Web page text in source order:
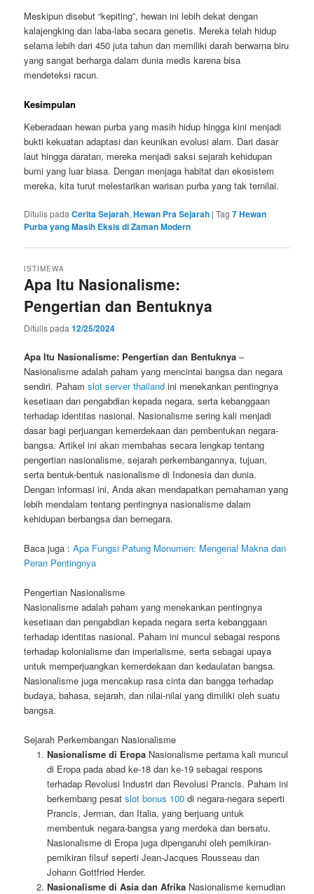
Meskipun disebut “kepiting”, hewan ini lebih dekat dengan
kalajengking dan laba-laba secara genetis. Mereka telah hidup
selama lebih dari 450 juta tahun dan memiliki darah berwarna biru
yang sangat berharga dalam dunia medis karena bisa
mendeteksi racun.
Kesimpulan
Keberadaan hewan purba yang masih hidup hingga kini menjadi
bukti kekuatan adaptasi dan keunikan evolusi alam. Dari dasar
laut hingga daratan, mereka menjadi saksi sejarah kehidupan
bumi yang luar biasa. Dengan menjaga habitat dan ekosistem
mereka, kita turut melestarikan warisan purba yang tak ternilai.
Ditulis pada Cerita Sejarah,Hewan Pra Sejarah |Tag 7 Hewan
Purba yang Masih Eksis di Zaman Modern
Apa Itu Nasionalisme:
Pengertian dan Bentuknya
ISTIMEWA
Ditulis pada12/25/2024
Apa Itu Nasionalisme: Pengertian dan Bentuknya –
Nasionalisme adalah paham yang mencintai bangsa dan negara
sendiri. Pahamslot server thailand ini menekankan pentingnya
kesetiaan dan pengabdian kepada negara, serta kebanggaan
terhadap identitas nasional. Nasionalisme sering kali menjadi
dasar bagi perjuangan kemerdekaan dan pembentukan negara-
bangsa. Artikel ini akan membahas secara lengkap tentang
pengertian nasionalisme, sejarah perkembangannya, tujuan,
serta bentuk-bentuk nasionalisme di Indonesia dan dunia.
Dengan informasi ini, Anda akan mendapatkan pemahaman yang
lebih mendalam tentang pentingnya nasionalisme dalam
kehidupan berbangsa dan bernegara.
Baca juga :Apa Fungsi Patung Monumen: Mengenal Makna dan
Peran Pentingnya
Pengertian Nasionalisme
Nasionalisme adalah paham yang menekankan pentingnya
kesetiaan dan pengabdian kepada negara serta kebanggaan
terhadap identitas nasional. Paham ini muncul sebagai respons
terhadap kolonialisme dan imperialisme, serta sebagai upaya
untuk memperjuangkan kemerdekaan dan kedaulatan bangsa.
Nasionalisme juga mencakup rasa cinta dan bangga terhadap
budaya, bahasa, sejarah, dan nilai-nilai yang dimiliki oleh suatu
bangsa.
Sejarah Perkembangan Nasionalisme
Nasionalisme di EropaNasionalisme pertama kali muncul
di Eropa pada abad ke-18 dan ke-19 sebagai respons
terhadap Revolusi Industri dan Revolusi Prancis. Paham ini
berkembang pesat slot bonus 100di negara-negara seperti
Prancis, Jerman, dan Italia, yang berjuang untuk
membentuk negara-bangsa yang merdeka dan bersatu.
Nasionalisme di Eropa juga dipengaruhi oleh pemikiran-
pemikiran filsuf seperti Jean-Jacques Rousseau dan
Johann Gottfried Herder.
Nasionalisme di Asia dan AfrikaNasionalisme kemudian